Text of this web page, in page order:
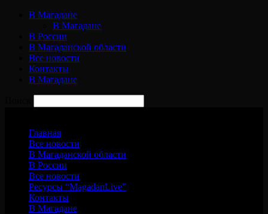
В Магадане
В Магадане
В России
В Магаданской области
Все новости
Контакты
В Магадане
Главная
Все новости
В Магаданской области
В России
Все новости
Ресурсы “MagadanLive”
Контакты
В Магадане